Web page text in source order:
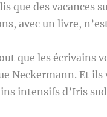
que des vacances
avec un livre,
que les écrivains
Neckermann. Et ils
intensifs d’Iris